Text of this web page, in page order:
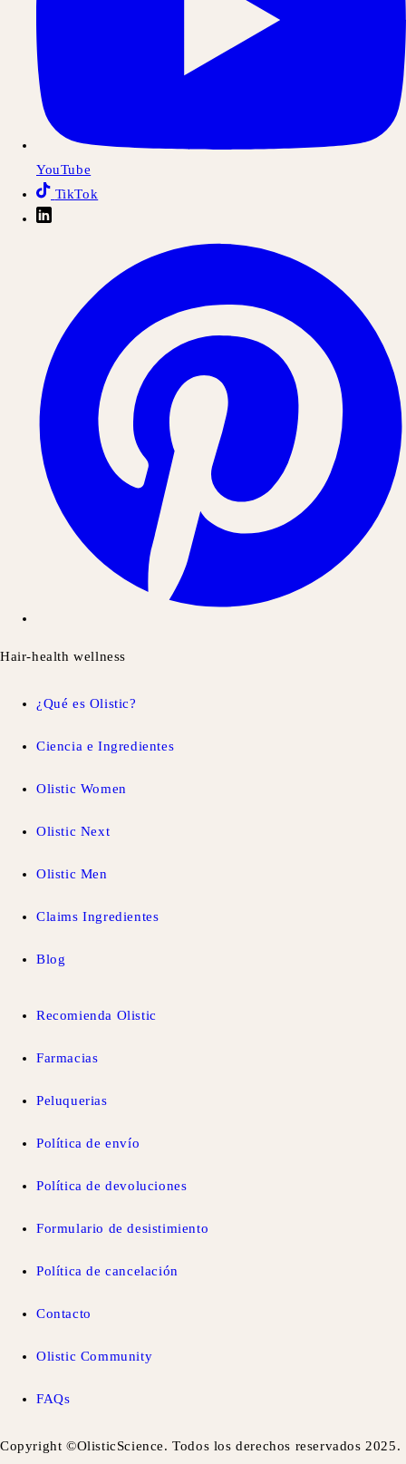
YouTube
TikTok
Hair-health wellness
¿Qué es Olistic?
Ciencia e Ingredientes
Olistic Women
Olistic Next
Olistic Men
Claims Ingredientes
Blog
Recomienda Olistic
Farmacias
Peluquerias
Política de envío
Política de devoluciones
Formulario de desistimiento
Política de cancelación
Contacto
Olistic Community
FAQs
Copyright ©OlisticScience. Todos los derechos reservados 2025.